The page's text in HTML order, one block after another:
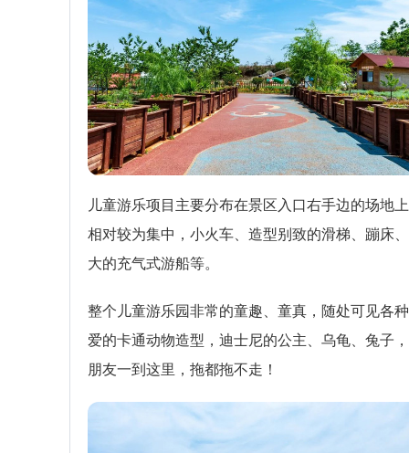
儿童游乐项目主要分布在景区入口右手边的场地
相对较为集中，小火车、造型别致的滑梯、蹦床
大的充气式游船等。
整个儿童游乐园非常的童趣、童真，随处可见各
爱的卡通动物造型，迪士尼的公主、乌龟、兔子
朋友一到这里，拖都拖不走！